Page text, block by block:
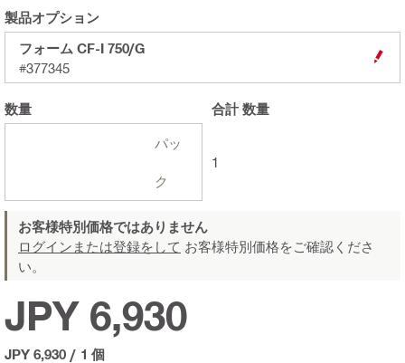
製品オプション
フォーム CF-I 750/G
#377345
数量
パッ
ク
合計数量
1
お客様特別価格ではありません
ログインまたは登録をして お客様特別価格をご確認くださ
い。
JPY 6,930
JPY 6,930 / 1 個